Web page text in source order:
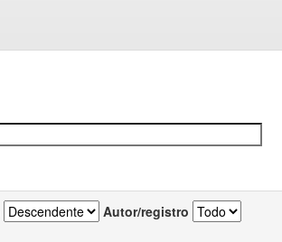
Autor/registro